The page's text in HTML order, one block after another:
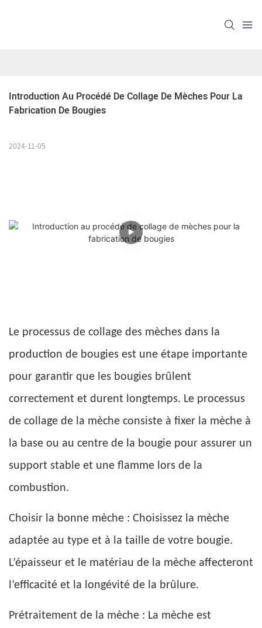
Introduction Au Procédé De Collage De Mèches Pour La
Fabrication De Bougies
2024-11-05
Le processus de collage des mèches dans la
production de bougies est une étape importante
pour garantir que les bougies brûlent
correctement et durent longtemps. Le processus
de collage de la mèche consiste à fixer la mèche à
la base ou au centre de la bougie pour assurer un
support stable et une flamme lors de la
combustion.
Choisir la bonne mèche : Choisissez la mèche
adaptée au type et à la taille de votre bougie.
L’épaisseur et le matériau de la mèche affecteront
l’efficacité et la longévité de la brûlure.
Prétraitement de la mèche : La mèche est